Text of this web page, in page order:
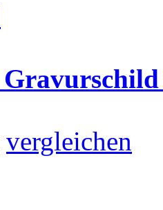
vergleichen